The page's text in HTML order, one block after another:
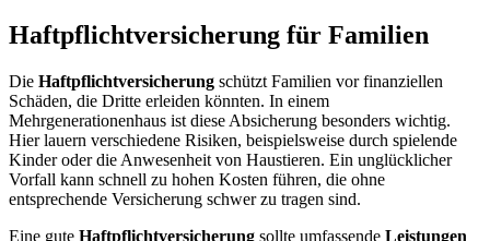
Haftpflichtversicherung für Familien
Die Haftpflichtversicherung schützt Familien vor finanziellen
Schäden, die Dritte erleiden könnten. In einem
Mehrgenerationenhaus ist diese Absicherung besonders wichtig.
Hier lauern verschiedene Risiken, beispielsweise durch spielende
Kinder oder die Anwesenheit von Haustieren. Ein unglücklicher
Vorfall kann schnell zu hohen Kosten führen, die ohne
entsprechende Versicherung schwer zu tragen sind.
Eine gute Haftpflichtversicherung sollte umfassende Leistungen